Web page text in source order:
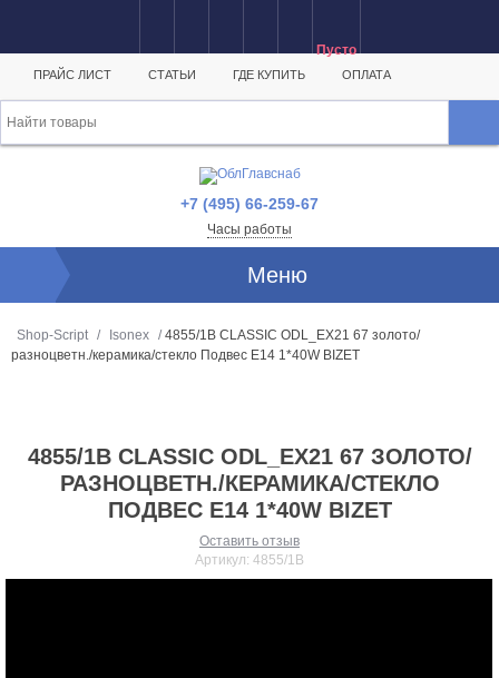
Пусто
ПРАЙС ЛИСТ СТАТЬИ ГДЕ КУПИТЬ ОПЛАТА
+7 (495) 66-259-67
Часы работы
Меню
Shop-Script / Isonex /4855/1B CLASSIC ODL_EX21 67 золото/
разноцветн./керамика/стекло Подвес E14 1*40W BIZET
4855/1B CLASSIC ODL_EX21 67 ЗОЛОТО/
РАЗНОЦВЕТН./КЕРАМИКА/СТЕКЛО
ПОДВЕС E14 1*40W BIZET
Оставить отзыв
Артикул: 4855/1B